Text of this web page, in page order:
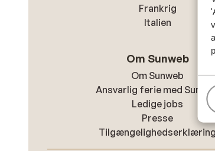
Frankrig
Italien
Om Sunweb
Om Sunweb
Ansvarlig ferie med
Ledige jobs
Presse
Tilgængelighedserklæring